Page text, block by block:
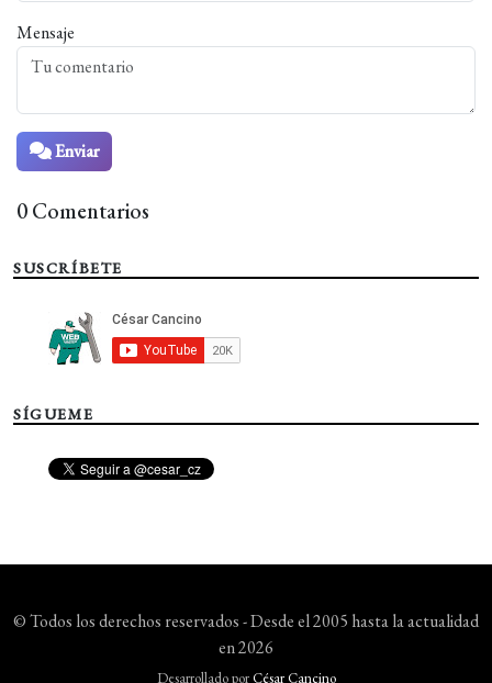
Mensaje
Enviar
0 Comentarios
SUSCRÍBETE
SÍGUEME
© Todos los derechos reservados - Desde el 2005 hasta la actualidad
en 2026
Desarrollado porCésar Cancino